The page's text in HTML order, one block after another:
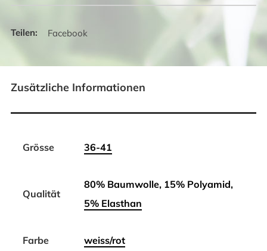
Facebook
Zusätzliche Informationen
Grösse 36-41
Qualität
80% Baumwolle, 15% Polyamid,
5% Elasthan
Farbe weiss/rot